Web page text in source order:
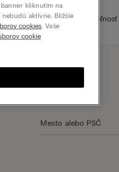
Udržateľnosť
kliknutím na
aktívne. Bližšie
cookies. Vaše
cookie